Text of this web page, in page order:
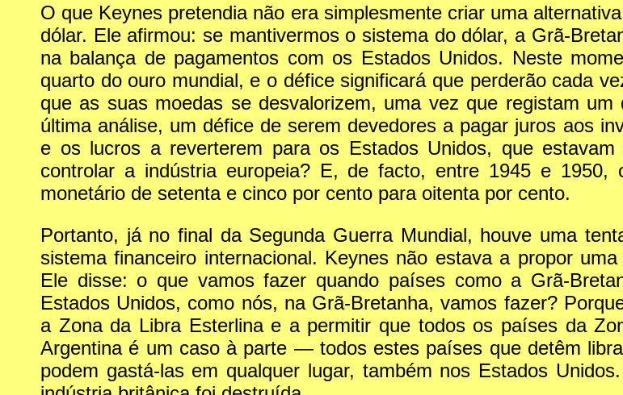
O que Keynes pretendia não era simplesmente criar uma
dólar. Ele afirmou: se mantivermos o sistema do dólar, a Grã-
na balança de pagamentos com os Estados Unidos. Neste
quarto do ouro mundial, e o défice significará que perderão cada
que as suas moedas se desvalorizem, uma vez que registam
última análise, um défice de serem devedores a pagar juros aos
e os lucros a reverterem para os Estados Unidos, que
controlar a indústria europeia? E, de facto, entre 1945 e
monetário de setenta e cinco por cento para oitenta por cento.
Portanto, já no final da Segunda Guerra Mundial, houve uma
sistema financeiro internacional. Keynes não estava a propor
Ele disse: o que vamos fazer quando países como a Grã-
Estados Unidos, como nós, na Grã-Bretanha, vamos fazer?
a Zona da Libra Esterlina e a permitir que todos os países da
Argentina é um caso à parte — todos estes países que detêm
podem gastá-las em qualquer lugar, também nos Estados